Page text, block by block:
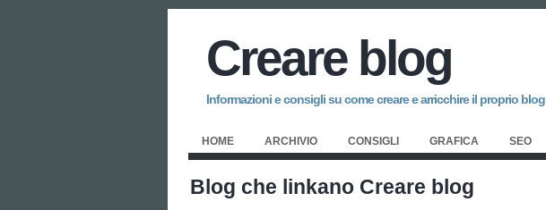
Creare blog
Informazioni e consigli su come creare e arricchire il proprio blog
HOME ARCHIVIO CONSIGLI GRAFICA SEO
Blog che linkano Creare blog